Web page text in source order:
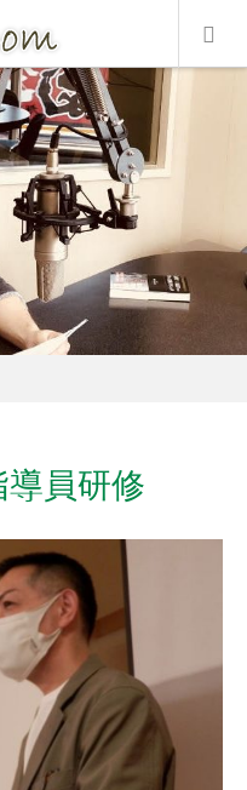
員研修